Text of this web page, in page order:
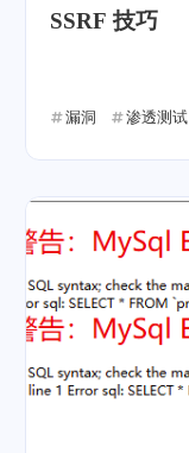
SSRF 技巧
漏洞 渗透测试